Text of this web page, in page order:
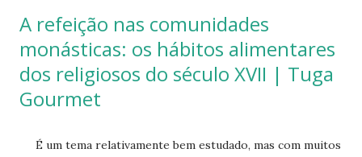
A refeição nas comunidades
monásticas: os hábitos alimentares
dos religiosos do século XVII | Tuga
Gourmet
É um tema relativamente bem estudado, mas com muitos